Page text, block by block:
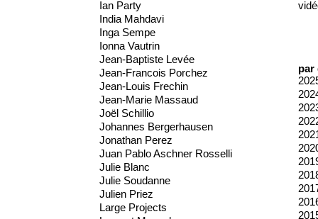
Ian Party
India Mahdavi
Inga Sempe
Ionna Vautrin
Jean-Baptiste Levée
Jean-Francois Porchez
Jean-Louis Frechin
Jean-Marie Massaud
Joël Schillio
Johannes Bergerhausen
Jonathan Perez
Juan Pablo Aschner Rosselli
Julie Blanc
Julie Soudanne
Julien Priez
Large Projects
par